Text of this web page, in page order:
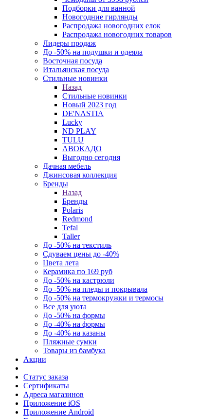
Подборки для ванной
Новогодние гирлянды
Распродажа новогодних елок
Распродажа новогодних товаров
Лидеры продаж
До -50% на подушки и одеяла
Восточная посуда
Итальянская посуда
Стильные новинки
Назад
Стильные новинки
Новый 2023 год
DE'NASTIA
Lucky
ND PLAY
TULU
АВОКАДО
Выгодно сегодня
Дачная мебель
Джинсовая коллекция
Бренды
Назад
Бренды
Polaris
Redmond
Tefal
Taller
До -50% на текстиль
Сдуваем цены до -40%
Цвета лета
Керамика по 169 руб
До -50% на кастрюли
До -50% на пледы и покрывала
До -50% на термокружки и термосы
Все для уюта
До -50% на формы
До -40% на формы
До -40% на казаны
Пляжные сумки
Товары из бамбука
Акции
Статус заказа
Сертификаты
Адреса магазинов
Приложение iOS
Приложение Android